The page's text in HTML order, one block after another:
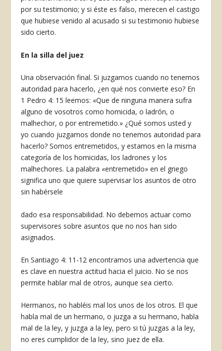
por su testimonio; y si éste es falso, merecen el castigo
que hubiese veni­do al acusado si su testimonio hubiese
sido cierto.
En la silla del juez
Una observación final. Si juzgamos cuando no tenemos
autoridad para hacerlo, ¿en qué nos con­vierte eso? En
1 Pedro 4: 15 leemos: «Que de nin­guna manera sufra
alguno de vosotros como homi­cida, o ladrón, o
malhechor, o por entremetido.» ¿Qué somos usted y
yo cuando juzgamos donde no tenemos autoridad para
hacerlo? Somos entre­metidos, y estamos en la misma
categoría de los homicidas, los ladrones y los
malhechores. La pala­bra «entremetido» en el griego
significa uno que quiere supervisar los asuntos de otro
sin habérsele
dado esa responsabilidad. No debemos actuar co­mo
supervisores sobre asuntos que no nos han sido
asignados.
En Santiago 4: 11-12 encontramos una adver­tencia que
es clave en nuestra actitud hacia el jui­cio. No se nos
permite hablar mal de otros, aunque sea cierto.
Hermanos, no habléis mal los unos de los otros. El que
habla mal de un hermano, o juz­ga a su hermano, habla
mal de la ley, y juzga a la ley, pero si tú juzgas a la ley,
no eres cumpli­dor de la ley, sino juez de ella.